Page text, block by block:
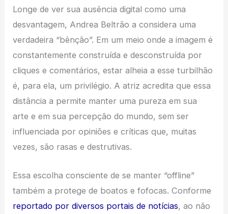
Longe de ver sua ausência digital como uma
desvantagem, Andrea Beltrão a considera uma
verdadeira “bênção”. Em um meio onde a imagem é
constantemente construída e desconstruída por
cliques e comentários, estar alheia a esse turbilhão
é, para ela, um privilégio. A atriz acredita que essa
distância a permite manter uma pureza em sua
arte e em sua percepção do mundo, sem ser
influenciada por opiniões e críticas que, muitas
vezes, são rasas e destrutivas.
Essa escolha consciente de se manter “offline”
também a protege de boatos e fofocas. Conforme
reportado por diversos portais de notícias, ao não